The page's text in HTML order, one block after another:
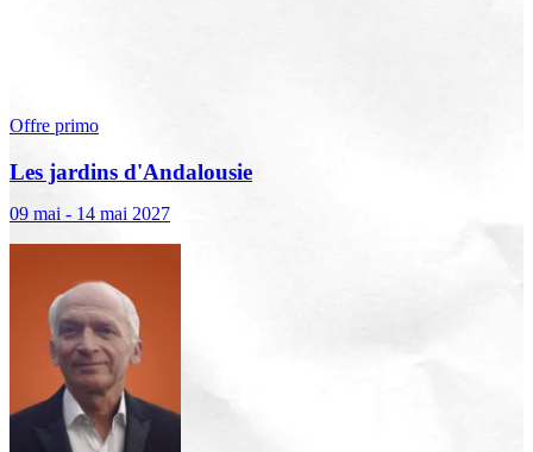
Offre primo
Les jardins d'Andalousie
09 mai - 14 mai 2027